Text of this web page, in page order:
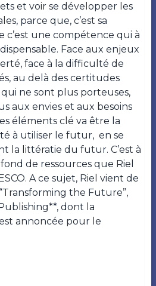
et voir se développer les
parce que, c’est sa
c’est une compétence qui à
Face aux enjeux
face à la difficulté de
au delà des certitudes
ne sont plus porteuses,
aux envies et aux besoins
éléments clé va être la
à utiliser le futur, en se
la littératie du futur. C’est à
de ressources que Riel
A ce sujet, Riel vient de
the Future”,
dont la
annoncée pour le